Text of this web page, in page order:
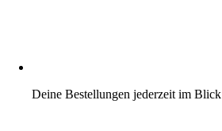
Deine Bestellungen jederzeit im Blick